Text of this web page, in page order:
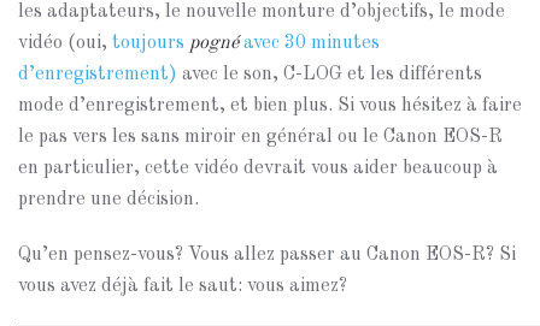
les adaptateurs, le nouvelle monture d’objectifs, le mode
vidéo (oui, toujours pognéavec 30 minutes
d’enregistrement) avec le son, C-LOG et les différents
mode d’enregistrement, et bien plus. Si vous hésitez à faire
le pas vers les sans miroir en général ou le Canon EOS-R
en particulier, cette vidéo devrait vous aider beaucoup à
prendre une décision.
Qu’en pensez-vous? Vous allez passer au Canon EOS-R? Si
vous avez déjà fait le saut: vous aimez?